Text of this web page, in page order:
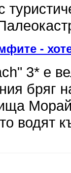
-
3* е
бряг
водят